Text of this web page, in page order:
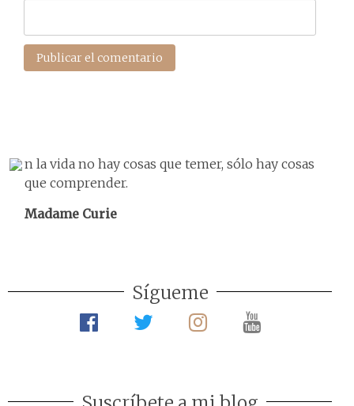
n la vida no hay cosas que temer, sólo hay cosas
que comprender.
Madame Curie
Sígueme